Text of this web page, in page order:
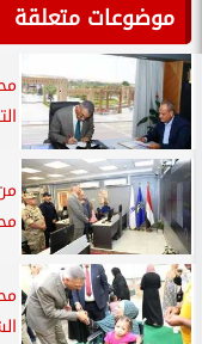
موضوعات متعلقة